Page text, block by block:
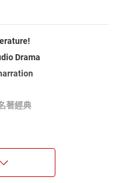
Drama
著經典
of Denmark)